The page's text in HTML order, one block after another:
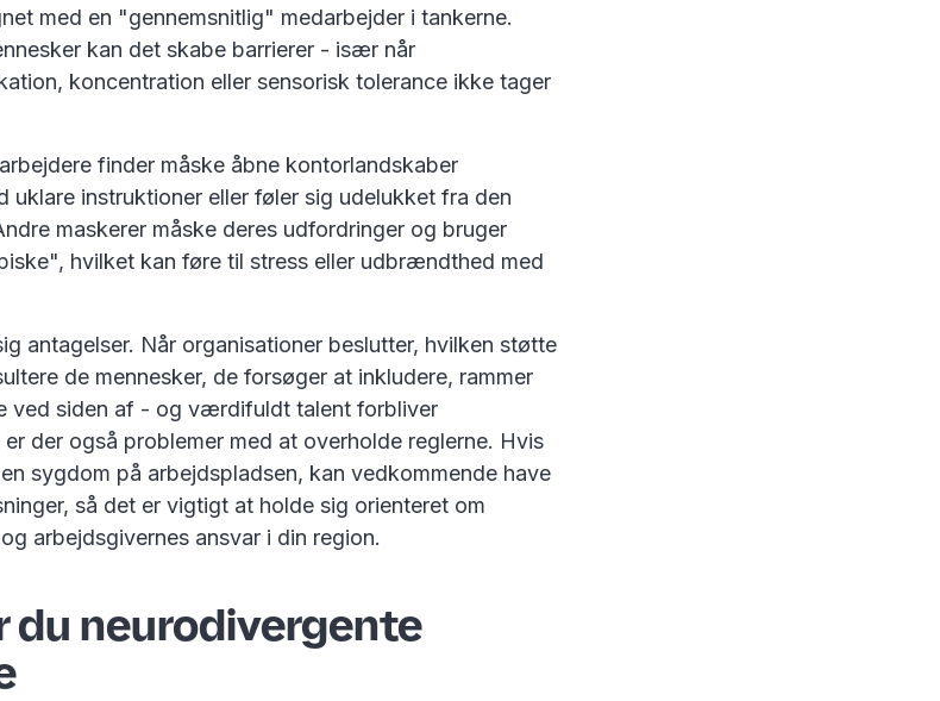
med en "gennemsnitlig" medarbejder i tankerne.
kan det skabe barrierer - især når
koncentration eller sensorisk tolerance ikke tager
finder måske åbne kontorlandskaber
instruktioner eller føler sig udelukket fra den
maskerer måske deres udfordringer og bruger
hvilket kan føre til stress eller udbrændthed med
antagelser. Når organisationer beslutter, hvilken støtte
de mennesker, de forsøger at inkludere, rammer
ved siden af - og værdifuldt talent forbliver
der også problemer med at overholde reglerne. Hvis
sygdom på arbejdspladsen, kan vedkommende have
så det er vigtigt at holde sig orienteret om
arbejdsgivernes ansvar i din region.
neurodivergente